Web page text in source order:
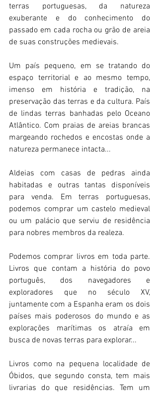
terras portuguesas, da natureza
exuberante e do conhecimento do
passado em cada rocha ou grão de areia
de suas construções medievais.
Um país pequeno, em se tratando do
espaço territorial e ao mesmo tempo,
imenso em história e tradição, na
preservação das terras e da cultura. País
de lindas terras banhadas pelo Oceano
Atlântico. Com praias de areias brancas
margeando rochedos e encostas onde a
natureza permanece intacta...
Aldeias com casas de pedras ainda
habitadas e outras tantas disponíveis
para venda. Em terras portuguesas,
podemos comprar um castelo medieval
ou um palácio que serviu de residência
para nobres membros da realeza.
Podemos comprar livros em toda parte.
Livros que contam a história do povo
português, dos navegadores e
exploradores que no século XV,
juntamente com a Espanha eram os dois
países mais poderosos do mundo e as
explorações marítimas os atraía em
busca de novas terras para explorar...
Livros como na pequena localidade de
Óbidos, que segundo consta, tem mais
livrarias do que residências. Tem um